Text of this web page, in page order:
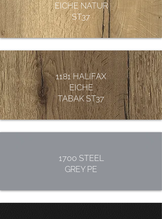
EICHE NATUR
ST37
1181 HALIFAX
EICHE
TABAK ST37
1700 STEEL
GREY PE